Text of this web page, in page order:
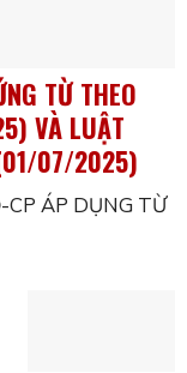
TỪ THEO
VÀ LUẬT
07/2025)
ÁP DỤNG TỪ